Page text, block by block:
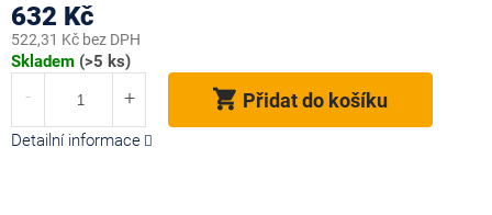
632 Kč
522,31 Kč bez DPH
Měrná
Skladem (>5 ks)
Přidat do košíku
Detailní informace